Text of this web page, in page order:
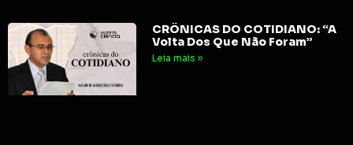
CRÔNICAS DO COTIDIANO: “A
Volta Dos Que Não Foram”
Leia mais »